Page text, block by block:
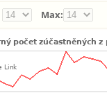
Max: